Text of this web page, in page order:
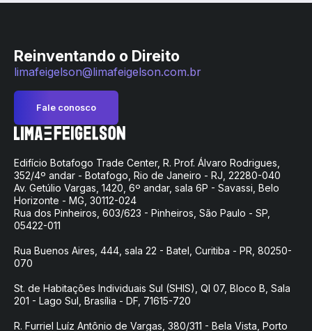
Reinventando o Direito
limafeigelson@limafeigelson.com.br
Fale conosco
Edifício Botafogo Trade Center, R. Prof. Álvaro Rodrigues,
352/4º andar - Botafogo, Rio de Janeiro - RJ, 22280-040
Av. Getúlio Vargas, 1420, 6º andar, sala 6P - Savassi, Belo
Horizonte - MG, 30112-024
Rua dos Pinheiros, 603/623 - Pinheiros, São Paulo - SP,
05422-011
Rua Buenos Aires, 444, sala 22 - Batel, Curitiba - PR, 80250-
070
St. de Habitações Individuais Sul (SHIS), QI 07, Bloco B, Sala
201 - Lago Sul, Brasília - DF, 71615-720
R. Furriel Luíz Antônio de Vargas, 380/311 - Bela Vista, Porto